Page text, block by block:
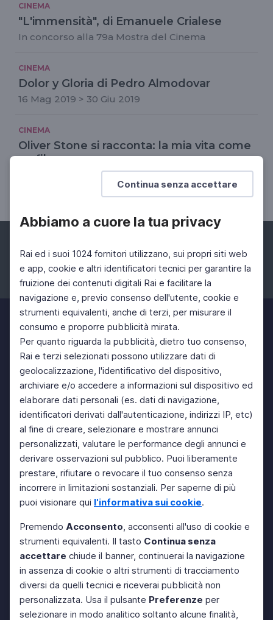
Continua senza accettare
Abbiamo a cuore la tua privacy
Rai ed i suoi 1024 fornitori utilizzano, sui propri siti web
e app, cookie e altri identificatori tecnici per garantire la
fruizione dei contenuti digitali Rai e facilitare la
navigazione e, previo consenso dell'utente, cookie e
strumenti equivalenti, anche di terzi, per misurare il
consumo e proporre pubblicità mirata.
Per quanto riguarda la pubblicità, dietro tuo consenso,
Rai e terzi selezionati possono utilizzare dati di
geolocalizzazione, l'identificativo del dispositivo,
archiviare e/o accedere a informazioni sul dispositivo ed
elaborare dati personali (es. dati di navigazione,
identificatori derivati dall'autenticazione, indirizzi IP, etc)
al fine di creare, selezionare e mostrare annunci
personalizzati, valutare le performance degli annunci e
derivare osservazioni sul pubblico. Puoi liberamente
prestare, rifiutare o revocare il tuo consenso senza
incorrere in limitazioni sostanziali. Per saperne di più
puoi visionare qui l'informativa sui cookie.
Premendo Acconsento, acconsenti all'uso di cookie e
strumenti equivalenti. Il tasto Continua senza
accettare chiude il banner, continuerai la navigazione
in assenza di cookie o altri strumenti di tracciamento
diversi da quelli tecnici e riceverai pubblicità non
personalizzata. Usa il pulsante Preferenze per
selezionare in modo analitico soltanto alcune finalità,
CINEMA
"L'immensità", di Emanuele Crialese
In concorso alla 79a Mostra del Cinema
CINEMA
Dolor y Gloria di Pedro Almodovar
16 Mag 2019 > 30 Giu 2019
CINEMA
Oliver Stone si racconta: la mia vita come
un film
Il 15 settembre 1946 il regista premio Oscar
Facebook Instagram Twitter